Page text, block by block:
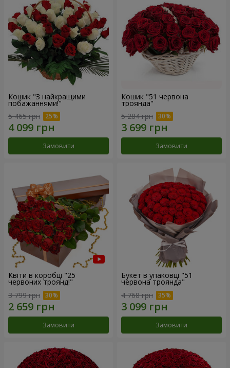
Кошик "З найкращими
побажаннями!"
5 465 грн
Замовити
Кошик "51 червона
троянда"
5 284 грн
Замовити
Квіти в коробці "25
червоних троянд!"
3 799 грн
Замовити
Букет в упаковці "51
червона троянда"
4 768 грн
Замовити